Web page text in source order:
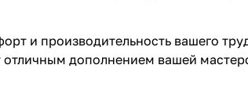
и производительность вашего
дополнением вашей